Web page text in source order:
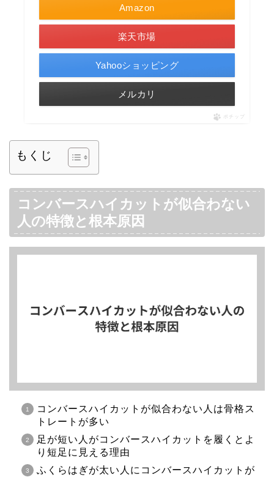
Amazon
楽天市場
Yahooショッピング
メルカリ
ポチップ
もくじ
コンバースハイカットが似合わない
人の特徴と根本原因
コンバースハイカットが似合わない人は骨格ス
トレートが多い
足が短い人がコンバースハイカットを履くとよ
り短足に見える理由
ふくらはぎが太い人にコンバースハイカットが